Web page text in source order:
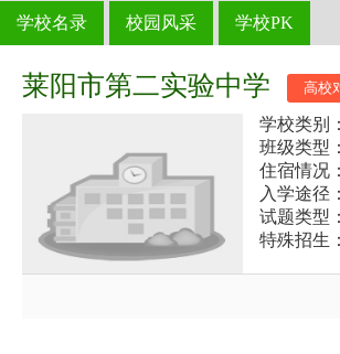
学校名录 校园风采 学校PK
莱阳市第二实验中学 高校
学校类别：
班级类型
住宿情况
入学途径
试题类型
特殊招生